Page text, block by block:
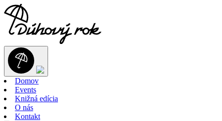
Domov
Events
Knižná edícia
O nás
Kontakt